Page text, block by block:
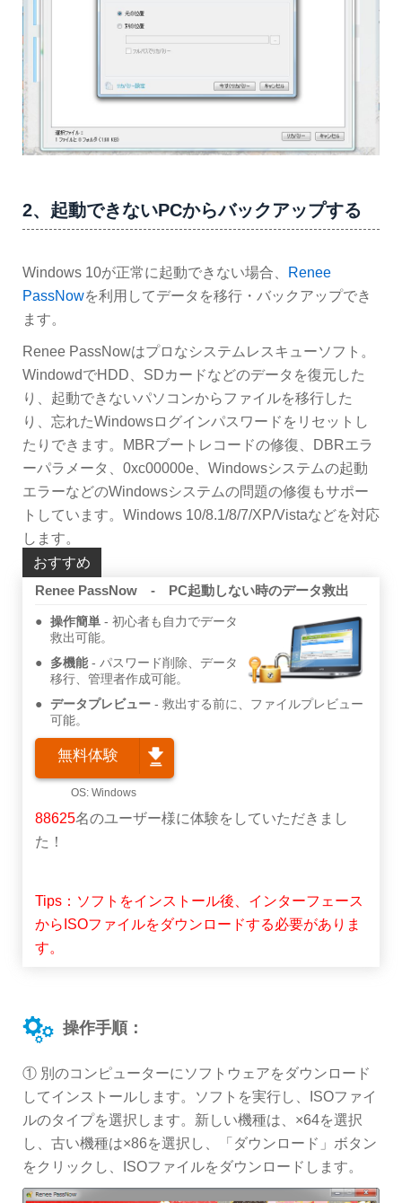
2、起動できないPCからバックアップする
Windows 10が正常に起動できない場合、
Renee
PassNowを利用してデータを移行・バックアップでき
ます。
Renee PassNowはプロなシステムレスキューソフト。
WindowdでHDD、SDカードなどのデータを復元した
り、起動できないパソコンからファイルを移行した
り、忘れたWindowsログインパスワードをリセットし
たりできます。MBRブートレコードの修復、DBRエラ
ーパラメータ、0xc00000e、Windowsシステムの起動
エラーなどのWindowsシステムの問題の修復もサポー
トしています。Windows 10/8.1/8/7/XP/Vistaなどを対応
します。
おすすめ
Renee PassNow - PC起動しない時のデータ救出
操作簡単
初心者も自力でデータ
救出可能。
多機能
パスワード削除、データ
移行、管理者作成可能。
データプレビュー
救出する前に、ファイルプレビュー
可能。
無料体験
88625名のユーザー様に体験をしていただきまし
た！
Tips：ソフトをインストール後、インターフェース
からISOファイルをダウンロードする必要がありま
す。
操作手順：
① 別のコンピューターにソフトウェアをダウンロード
してインストールします。ソフトを実行し、ISOファイ
ルのタイプを選択します。新しい機種は、×64を選択
し、古い機種は×86を選択し、「ダウンロード」ボタン
をクリックし、ISOファイルをダウンロードします。